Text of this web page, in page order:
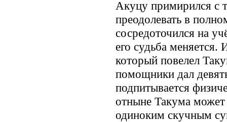
Акуцу примирился с
преодолевать в
сосредоточился на
его судьба
который повелел
помощники дал
подпитывается
отныне Такума
одиноким скучным